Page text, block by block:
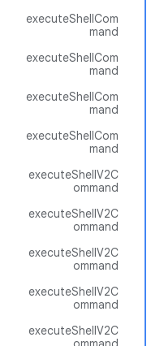
executeShellCom
mand
executeShellCom
mand
executeShellCom
mand
executeShellCom
mand
executeShellV2C
ommand
executeShellV2C
ommand
executeShellV2C
ommand
executeShellV2C
ommand
executeShellV2C